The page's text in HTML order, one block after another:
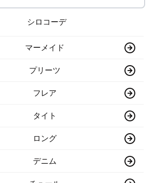
マーメイド
プリーツ
フレア
タイト
ロング
デニム